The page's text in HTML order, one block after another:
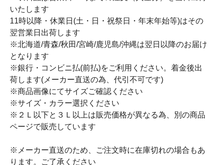
いたします
11時以降・休業日(土・日・祝祭日・年末年始等)はその
翌営業日出荷します
※北海道/青森/秋田/宮崎/鹿児島/沖縄は翌日以降のお届け
となります
※銀行・コンビニ払(前払)をご利用ください。着金後出
荷します(メーカー直送の為、代引不可です)
※商品画像にてサイズご確認ください
※サイズ・カラー選択ください
※２Ｌ以下と３Ｌ以上は販売価格が異なる為、別の商品
ページで販売しています
※メーカー直送のため、ご注文時に在庫切れの場合もあ
ります。ご了承ください